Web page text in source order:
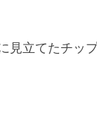
見立てたチッ